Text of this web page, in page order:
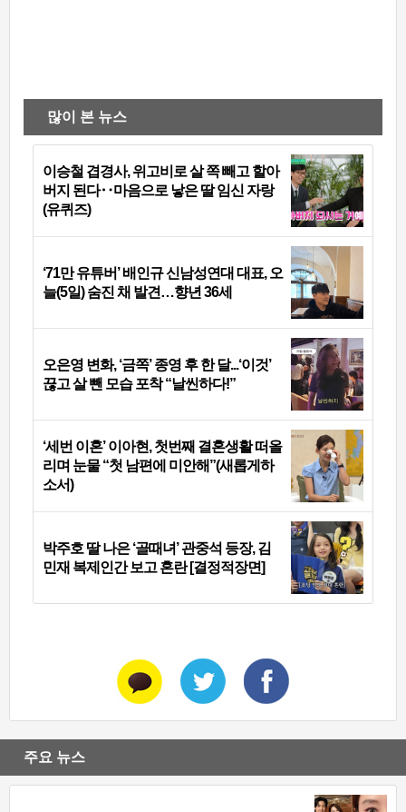
많이 본 뉴스
이승철 겹경사, 위고비로 살 쪽 빼고 할아
버지 된다‥마음으로 낳은 딸 임신 자랑
(유퀴즈)
‘71만 유튜버’ 배인규 신남성연대 대표, 오
늘(5일) 숨진 채 발견…향년 36세
오은영 변화, ‘금쪽’ 종영 후 한 달...‘이것’
끊고 살 뺀 모습 포착 “날씬하다!”
‘세번 이혼’ 이아현, 첫번째 결혼생활 떠올
리며 눈물 “첫 남편에 미안해”(새롭게하
소서)
박주호 딸 나은 ‘골때녀’ 관중석 등장, 김
민재 복제인간 보고 혼란 [결정적장면]
주요 뉴스